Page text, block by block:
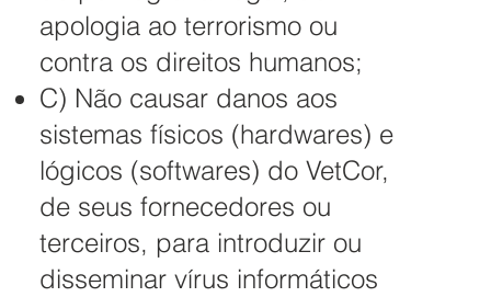
apologia ao terrorismo ou
contra os direitos humanos;
C) Não causar danos aos
sistemas físicos (hardwares) e
lógicos (softwares) do VetCor,
de seus fornecedores ou
terceiros, para introduzir ou
disseminar vírus informáticos